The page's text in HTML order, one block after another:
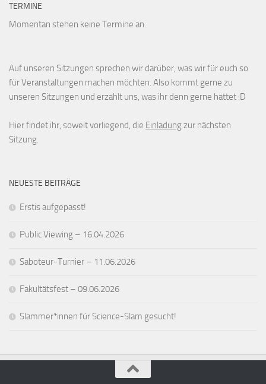
TERMINE
Momentan stehen keine Termine an.
Auf unseren Sitzungen sprechen wir darüber, was wir für euch so
für Veranstaltungen machen möchten. Also kommt gerne zu
unseren Sitzungen und erzählt uns, was ihr denn gerne hättet :D
Hier findet ihr, soweit vorliegend, die Einladungzur nächsten
Sitzung.
NEUESTE BEITRÄGE
Erstis aufgepasst!
Public Viewing – 16.04.2026
Saboteur-Turnier – 11.06.2026
Fakultätsfest – 09.06.2026
Slammer*innen für Science-Slam gesucht!